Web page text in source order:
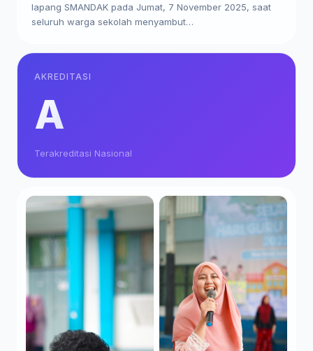
lapang SMANDAK pada Jumat, 7 November 2025, saat
seluruh warga sekolah menyambut…
AKREDITASI
A
Terakreditasi Nasional